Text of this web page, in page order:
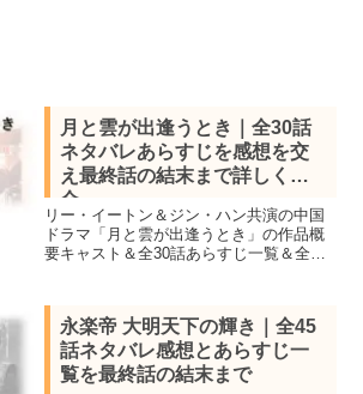
月と雲が出逢うとき｜全30話
ネタバレあらすじを感想を交
え最終話の結末まで詳しく紹
介
リー・イートン＆ジン・ハン共演の中国
ドラマ「月と雲が出逢うとき」の作品概
要キャスト＆全30話あらすじ一覧＆全話
た女性作家と天体物理学研究性のファン
タジーラブロマンス
永楽帝 大明天下の輝き｜全45
話ネタバレ感想とあらすじ一
覧を最終話の結末まで